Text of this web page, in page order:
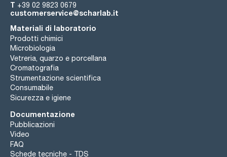
T +39 02 9823 0679
customerservice@scharlab.it
Materiali di laboratorio
Prodotti chimici
Microbiologia
Vetreria, quarzo e porcellana
Cromatografia
Strumentazione scientifica
Consumabile
Sicurezza e igiene
Documentazione
Pubblicazioni
Video
FAQ
Schede tecniche - TDS